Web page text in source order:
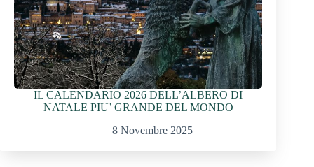
IL CALENDARIO 2026 DELL’ALBERO DI
NATALE PIU’ GRANDE DEL MONDO
8 Novembre 2025